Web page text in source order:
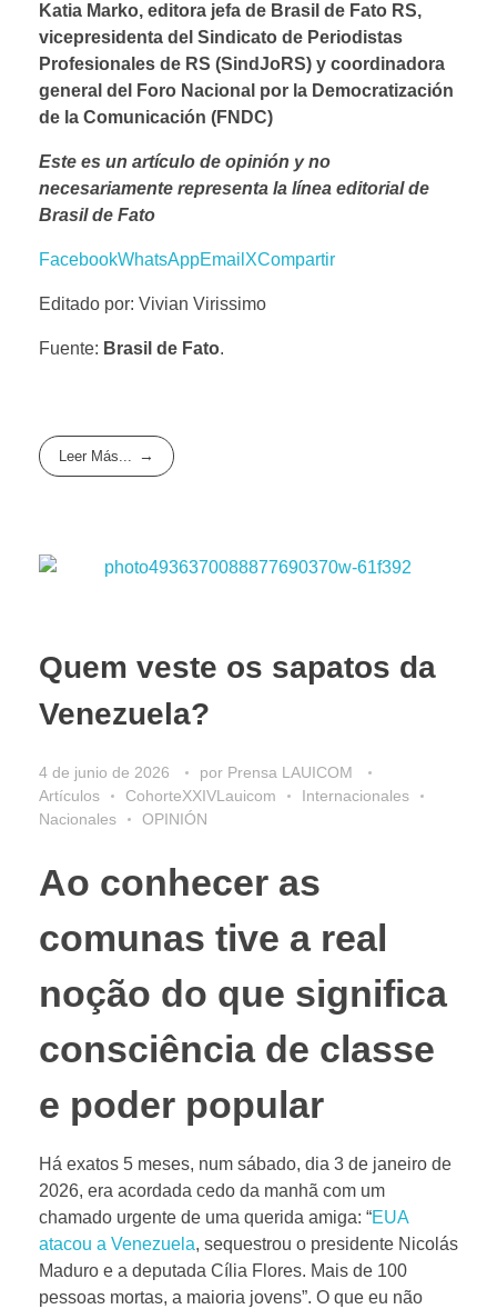
Katia Marko, editora jefa de Brasil de Fato RS,
vicepresidenta del Sindicato de Periodistas
Profesionales de RS (SindJoRS) y coordinadora
general del Foro Nacional por la Democratización
de la Comunicación (FNDC)
Este es un artículo de opinión y no
necesariamente representa la línea editorial de
Brasil de Fato
FacebookWhatsAppEmail XCompartir
Editado por: Vivian Virissimo
Fuente: Brasil de Fato.
Leer Más...
Quem veste os sapatos da
Venezuela?
4 de junio de 2026 por Prensa LAUICOM
Artículos
CohorteXXIVLauicom
Internacionales
Nacionales
OPINIÓN
Ao conhecer as
comunas tive a real
noção do que significa
consciência de classe
e poder popular
Há exatos 5 meses, num sábado, dia 3 de janeiro de
2026, era acordada cedo da manhã com um
chamado urgente de uma querida amiga: “EUA
atacou a Venezuela, sequestrou o presidente Nicolás
Maduro e a deputada Cília Flores. Mais de 100
pessoas mortas, a maioria jovens”. O que eu não